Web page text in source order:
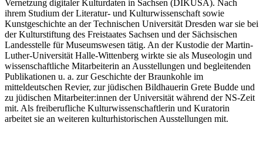
Vernetzung digitaler Kulturdaten in Sachsen (DIKUSA). Nach
ihrem Studium der Literatur- und Kulturwissenschaft sowie
Kunstgeschichte an der Technischen Universität Dresden war sie bei
der Kulturstiftung des Freistaates Sachsen und der Sächsischen
Landesstelle für Museumswesen tätig. An der Kustodie der Martin-
Luther-Universität Halle-Wittenberg wirkte sie als Museologin und
wissenschaftliche Mitarbeiterin an Ausstellungen und begleitenden
Publikationen u. a. zur Geschichte der Braunkohle im
mitteldeutschen Revier, zur jüdischen Bildhauerin Grete Budde und
zu jüdischen Mitarbeiter:innen der Universität während der NS-Zeit
mit. Als freiberufliche Kulturwissenschaftlerin und Kuratorin
arbeitet sie an weiteren kulturhistorischen Ausstellungen mit.